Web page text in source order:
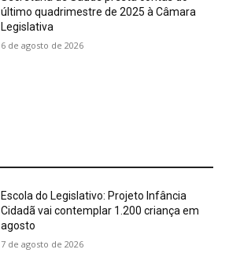
último quadrimestre de 2025 à Câmara
Legislativa
6 de agosto de 2026
Escola do Legislativo: Projeto Infância
Cidadã vai contemplar 1.200 criança em
agosto
7 de agosto de 2026